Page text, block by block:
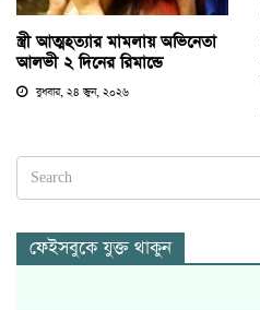
স্ত্রী আত্মহত্যার মামলায় অভিনেতা
আলভী ২ দিনের রিমান্ডে
বুধবার, ২৪ জুন, ২০২৬
ফেইসবুকে যুক্ত থাকুন